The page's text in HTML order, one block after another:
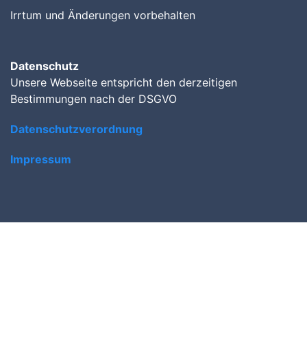
Irrtum und Änderungen vorbehalten
Datenschutz
Unsere Webseite entspricht den derzeitigen
Bestimmungen nach der DSGVO
Datenschutzverordnung
Impressum